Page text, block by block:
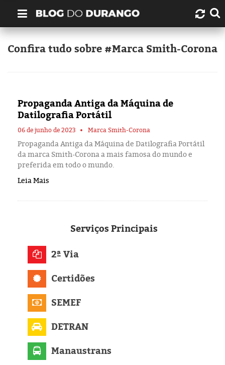
Quem é Durango Duarte?
Artigos
Amazonas
História
Eleições 2024
Política
Confira tudo sobre #Marca Smith-Corona
Propaganda Antiga da Máquina de
Datilografia Portátil
06 de junho de 2023 Marca Smith-Corona
Propaganda Antiga da Máquina de Datilografia Portátil
da marca Smith-Corona a mais famosa do mundo e
preferida em todo o mundo.
Leia Mais
ServiçosPrincipais
2ª Via
Certidões
SEMEF
DETRAN
Manaustrans